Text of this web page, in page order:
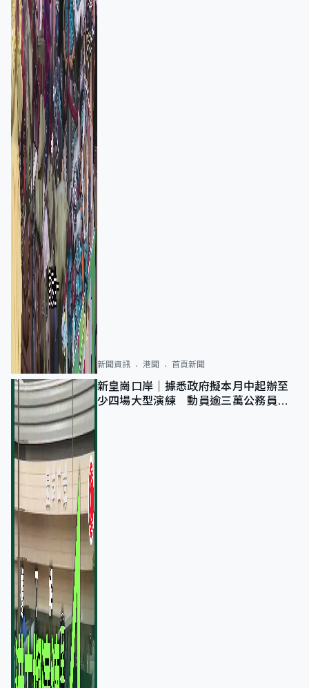
新聞資訊 港聞 首頁新聞
新皇崗口岸｜據悉政府擬本月中起辦至
少四場大型演練 動員逾三萬公務員人